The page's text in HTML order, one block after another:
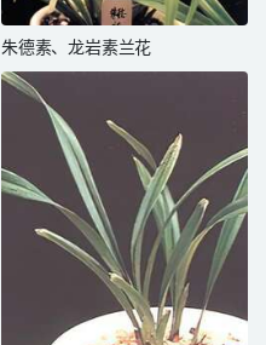
朱德素、龙岩素兰花